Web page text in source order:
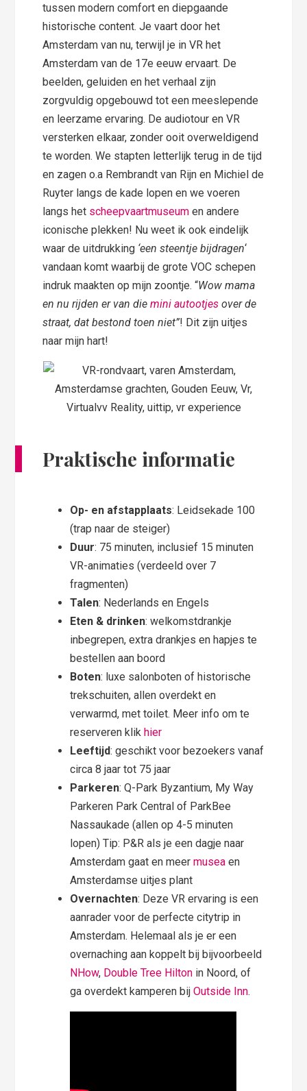
tussen modern comfort en diepgaande
historische content. Je vaart door het
Amsterdam van nu, terwijl je in VR het
Amsterdam van de 17e eeuw ervaart. De
beelden, geluiden en het verhaal zijn
zorgvuldig opgebouwd tot een meeslepende
en leerzame ervaring. De audiotour en VR
versterken elkaar, zonder ooit overweldigend
te worden. We stapten letterlijk terug in de tijd
en zagen o.a Rembrandt van Rijn en Michiel de
Ruyter langs de kade lopen en we voeren
langs het scheepvaartmuseum en andere
iconische plekken! Nu weet ik ook eindelijk
waar de uitdrukking ‘een steentje bijdragen‘
vandaan komt waarbij de grote VOC schepen
indruk maakten op mijn zoontje. “Wow mama
en nu rijden er van diemini autootjesover de
straat, dat bestond toen niet”! Dit zijn uitjes
naar mijn hart!
Praktische informatie
Op- en afstapplaats: Leidsekade 100
(trap naar de steiger)
Duur: 75 minuten, inclusief 15 minuten
VR-animaties (verdeeld over 7
fragmenten)
Talen: Nederlands en Engels
Eten & drinken: welkomstdrankje
inbegrepen, extra drankjes en hapjes te
bestellen aan boord
Boten: luxe salonboten of historische
trekschuiten, allen overdekt en
verwarmd, met toilet. Meer info om te
reserveren klikhier
Leeftijd: geschikt voor bezoekers vanaf
circa 8 jaar tot 75 jaar
Parkeren: Q-Park Byzantium, My Way
Parkeren Park Central of ParkBee
Nassaukade (allen op 4-5 minuten
lopen) Tip: P&R als je een dagje naar
Amsterdam gaat en meermusea en
Amsterdamse uitjes plant
Overnachten: Deze VR ervaring is een
aanrader voor de perfecte citytrip in
Amsterdam. Helemaal als je er een
overnaching aan koppelt bij bijvoorbeeld
NHow, Double Tree Hilton in Noord, of
ga overdekt kamperen bijOutside Inn.